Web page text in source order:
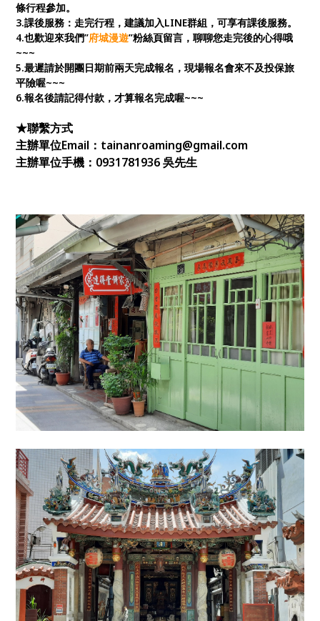
條行程參加。
3.課後服務：走完行程，建議加入LINE群組，可享有課後服務。
4.也歡迎來我們”府城漫遊”粉絲頁留言，聊聊您走完後的心得哦
~~~
5.最遲請於開團日期前兩天完成報名，現場報名會來不及投保旅
平險喔~~~
6.報名後請記得付款，才算報名完成喔~~~
★聯繫方式
主辦單位Email：tainanroaming@gmail.com
主辦單位手機：0931781936 吳先生